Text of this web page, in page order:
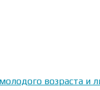
возраста